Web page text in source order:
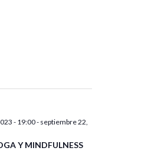
- 19:00- septiembre 22,
Y MINDFULNESS